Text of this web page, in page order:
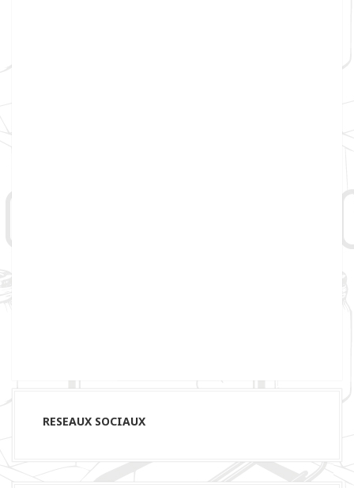
RESEAUX SOCIAUX